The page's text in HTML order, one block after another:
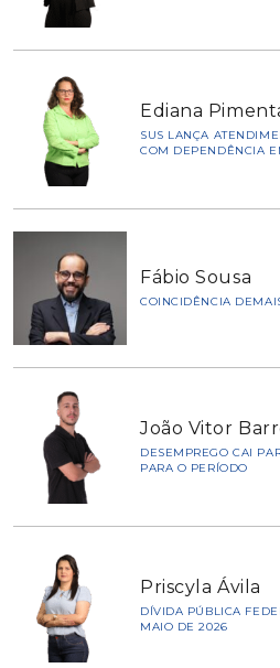
Ediana
SUS LANÇA
COM DEPENDÊNCIA
Fábio Sousa
COINCIDÊNCIA
João Vitor
DESEMPREGO CAI
PARA O PERÍODO
Priscyla Ávila
DÍVIDA PÚBLICA
MAIO DE 2026